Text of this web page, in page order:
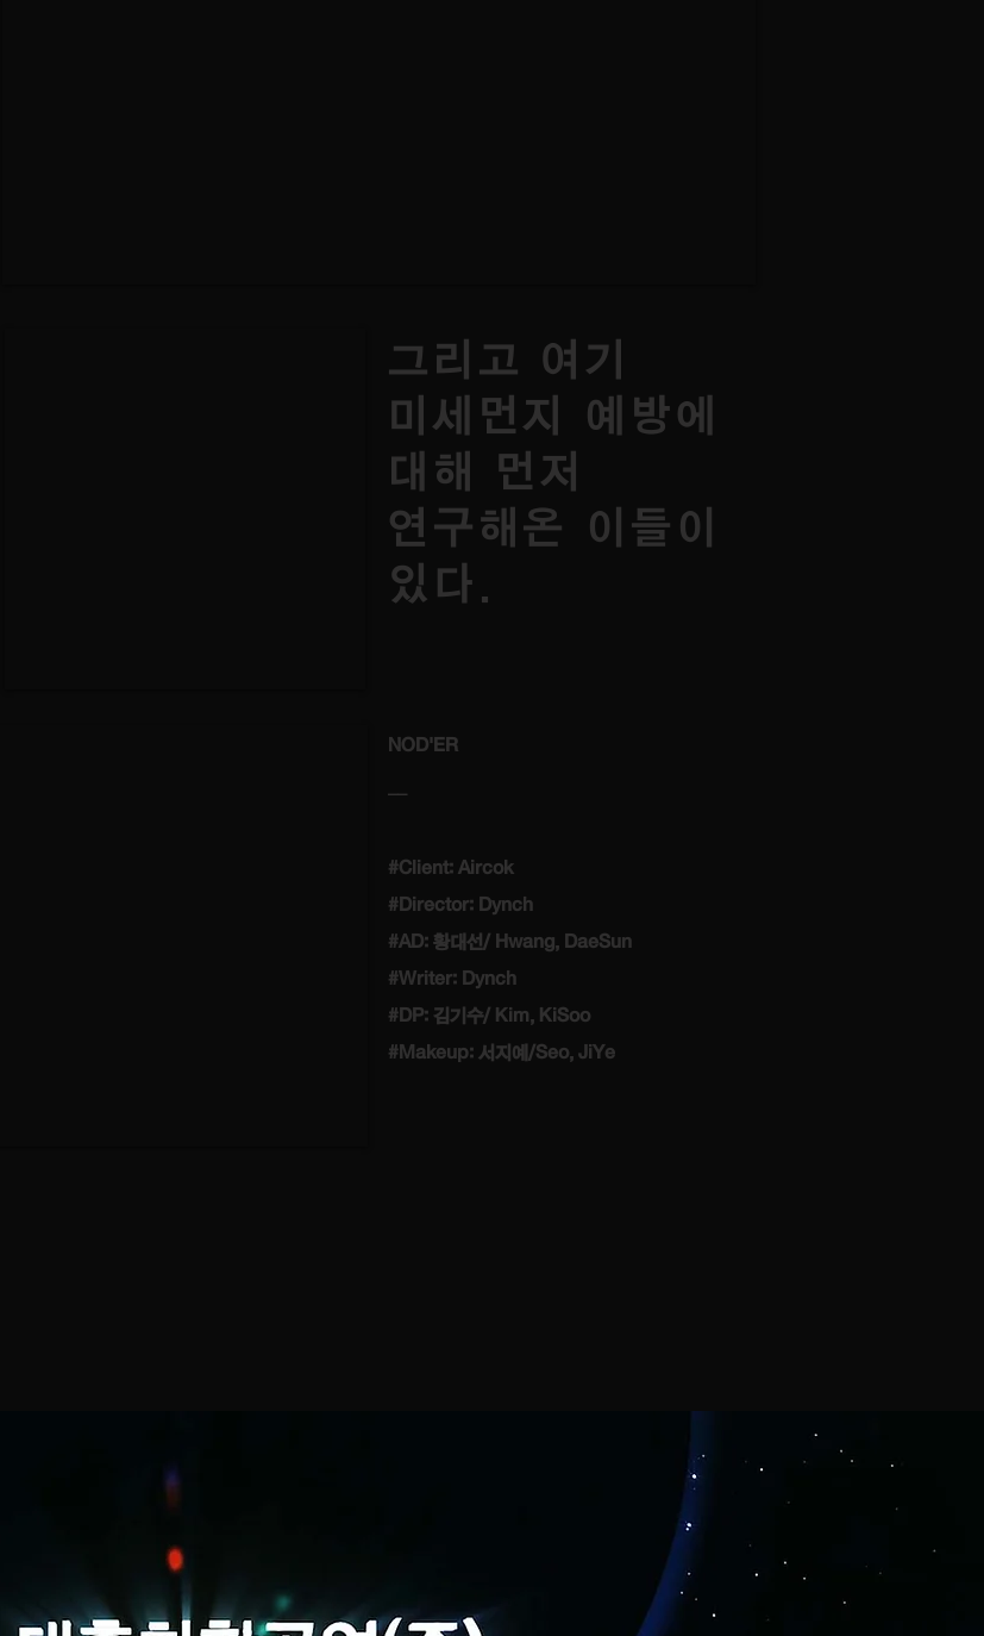
그리고 여기
미세먼지 예방에
대해 먼저
연구해온 이들이
있다.
NOD'ER
#Client: Aircok
#Director: Dynch
#AD: 황대선/ Hwang, DaeSun
#Writer: Dynch
#DP: 김기수/ Kim, KiSoo
#Makeup: 서지예/Seo, JiYe